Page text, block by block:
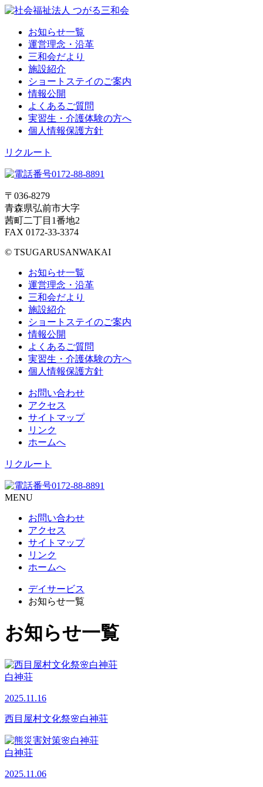
お知らせ一覧
運営理念・沿革
三和会だより
施設紹介
ショートステイのご案内
情報公開
よくあるご質問
実習生・介護体験の方へ
個人情報保護方針
リクルート
〒036-8279
青森県弘前市大字
茜町二丁目1番地2
FAX 0172-33-3374
© TSUGARUSANWAKAI
お知らせ一覧
運営理念・沿革
三和会だより
施設紹介
ショートステイのご案内
情報公開
よくあるご質問
実習生・介護体験の方へ
個人情報保護方針
お問い合わせ
アクセス
サイトマップ
リンク
ホームへ
リクルート
MENU
お問い合わせ
アクセス
サイトマップ
リンク
ホームへ
デイサービス
お知らせ一覧
お知らせ一覧
白神荘
2025.11.16
西目屋村文化祭🌸白神荘
白神荘
2025.11.06